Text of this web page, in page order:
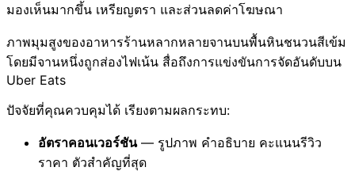
มองเห็นมากขึ้น เหรียญตรา และส่วนลดค่าโฆษณา
ภาพมุมสูงของอาหารร้านหลากหลายจานบนพื้นหินชนวนสีเข้ม
โดยมีจานหนึ่งถูกส่องไฟเน้น สื่อถึงการแข่งขันการจัดอันดับบน
Uber Eats
ปัจจัยที่คุณควบคุมได้ เรียงตามผลกระทบ:
อัตราคอนเวอร์ชัน— รูปภาพ คำอธิบาย คะแนนรีวิว
ราคา ตัวสำคัญที่สุด